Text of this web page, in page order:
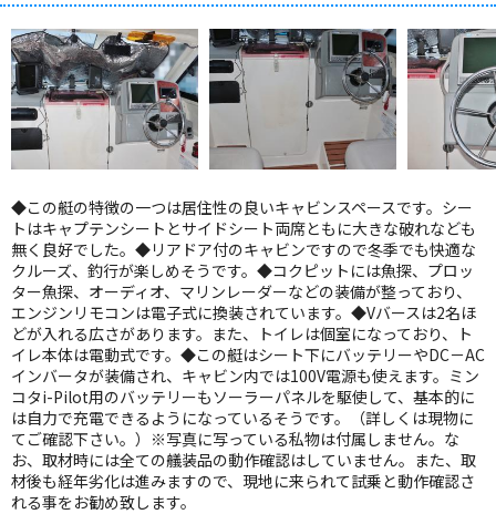
◆この艇の特徴の一つは居住性の良いキャビンスペースです。シー
トはキャプテンシートとサイドシート両席ともに大きな破れなども
無く良好でした。◆リアドア付のキャビンですので冬季でも快適な
クルーズ、釣行が楽しめそうです。◆コクピットには魚探、プロッ
ター魚探、オーディオ、マリンレーダーなどの装備が整っており、
エンジンリモコンは電子式に換装されています。◆Vバースは2名ほ
どが入れる広さがあります。また、トイレは個室になっており、ト
イレ本体は電動式です。◆この艇はシート下にバッテリーやDC－AC
インバータが装備され、キャビン内では100V電源も使えます。ミン
コタi-Pilot用のバッテリーもソーラーパネルを駆使して、基本的に
は自力で充電できるようになっているそうです。（詳しくは現物に
てご確認下さい。）※写真に写っている私物は付属しません。な
お、取材時には全ての艤装品の動作確認はしていません。また、取
材後も経年劣化は進みますので、現地に来られて試乗と動作確認さ
れる事をお勧め致します。